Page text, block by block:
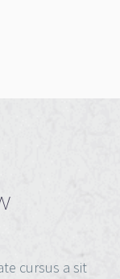
cursus a sit